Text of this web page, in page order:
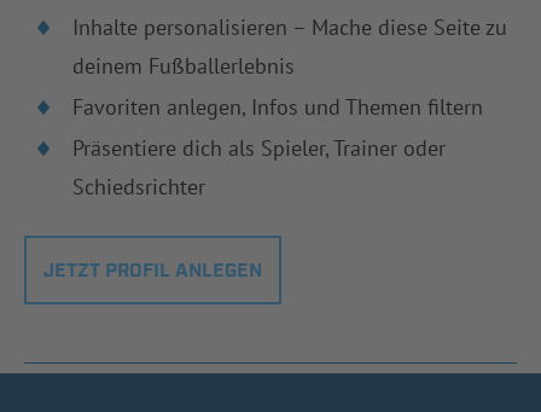
Inhalte personalisieren – Mache diese Seite zu
deinem Fußballerlebnis
Favoriten anlegen, Infos und Themen filtern
Präsentiere dich als Spieler, Trainer oder
Schiedsrichter
JETZT PROFIL ANLEGEN